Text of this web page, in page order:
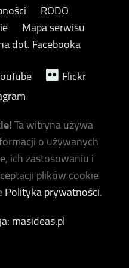
RODO
Mapa serwisu
dot. Facebooka
Flickr
Ta witryna używa
o używanych
ich zastosowaniu i
plików cookie
Polityka prywatności.
masideas.pl